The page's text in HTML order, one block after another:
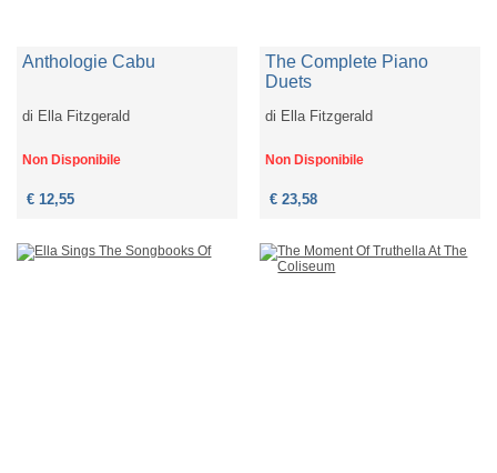
Anthologie Cabu
di Ella Fitzgerald
Non Disponibile
€ 12,55
The Complete Piano
Duets
di Ella Fitzgerald
Non Disponibile
€ 23,58